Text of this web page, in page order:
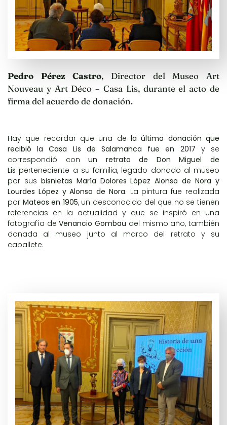
Pedro Pérez Castro, Director del Museo Art
Nouveau y Art Déco – Casa Lis, durante el acto de
firma del acuerdo de donación.
Hay que recordar que una de la última donación que
recibió la Casa Lis de Salamanca fue en 2017 y se
correspondió conun retrato de Don Miguel de
Lis perteneciente a su familia, legado donado al museo
por sus bisnietas María Dolores López Alonso de Nora y
Lourdes López y Alonso de Nora. La pintura fue realizada
por Mateos en 1905, un desconocido del que no se tienen
referencias en la actualidad y que se inspiró en una
fotografía deVenancio Gombau del mismo año, también
donada al museo junto al marco del retrato y su
caballete.